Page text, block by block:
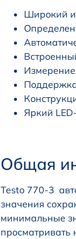
Широкий
Яркий
Общая
Testo 770-3
значения
минимальные
просматривать